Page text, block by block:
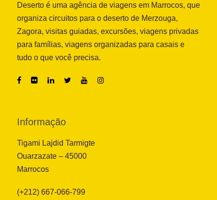
Deserto é uma agência de viagens em Marrocos, que
organiza circuitos para o deserto de Merzouga,
Zagora, visitas guiadas, excursões, viagens privadas
para famílias, viagens organizadas para casais e
tudo o que você precisa.
Informação
Tigami Lajdid Tarmigte
Ouarzazate – 45000
Marrocos
(+212) 667-066-799